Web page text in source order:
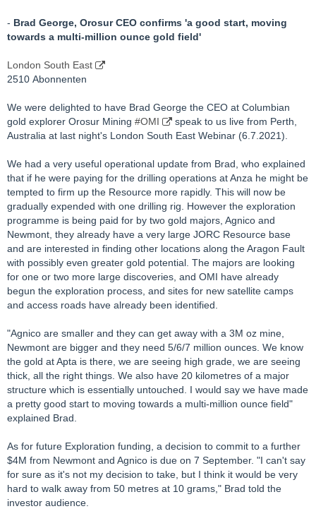
- Brad George, Orosur CEO confirms 'a good start, moving
towards a multi-million ounce gold field'
London South East
2510 Abonnenten
We were delighted to have Brad George the CEO at Columbian
gold explorer Orosur Mining #OMI
speak to us live from Perth,
Australia at last night's London South East Webinar (6.7.2021).
We had a very useful operational update from Brad, who explained
that if he were paying for the drilling operations at Anza he might be
tempted to firm up the Resource more rapidly. This will now be
gradually expended with one drilling rig. However the exploration
programme is being paid for by two gold majors, Agnico and
Newmont, they already have a very large JORC Resource base
and are interested in finding other locations along the Aragon Fault
with possibly even greater gold potential. The majors are looking
for one or two more large discoveries, and OMI have already
begun the exploration process, and sites for new satellite camps
and access roads have already been identified.
"Agnico are smaller and they can get away with a 3M oz mine,
Newmont are bigger and they need 5/6/7 million ounces. We know
the gold at Apta is there, we are seeing high grade, we are seeing
thick, all the right things. We also have 20 kilometres of a major
structure which is essentially untouched. I would say we have made
a pretty good start to moving towards a multi-million ounce field"
explained Brad.
As for future Exploration funding, a decision to commit to a further
$4M from Newmont and Agnico is due on 7 September. "I can't say
for sure as it's not my decision to take, but I think it would be very
hard to walk away from 50 metres at 10 grams," Brad told the
investor audience.